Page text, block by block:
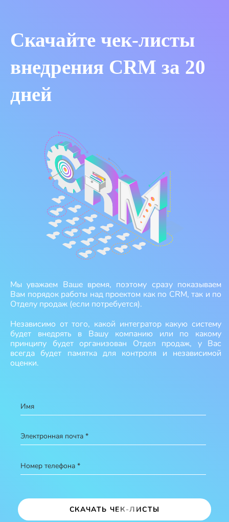
Скачайте чек-листы
внедрения CRM за 20
дней
Мы уважаем Ваше время, поэтому сразу показываем
Вам порядок работы над проектом как по CRM, так и по
Отделу продаж (если потребуется).
Независимо от того, какой интегратор какую систему
будет внедрять в Вашу компанию или по какому
принципу будет организован Отдел продаж, у Вас
всегда будет памятка для контроля и независимой
оценки.
Имя
Электронная почта *
Номер телефона *
СКАЧАТЬ ЧЕК-ЛИСТЫ